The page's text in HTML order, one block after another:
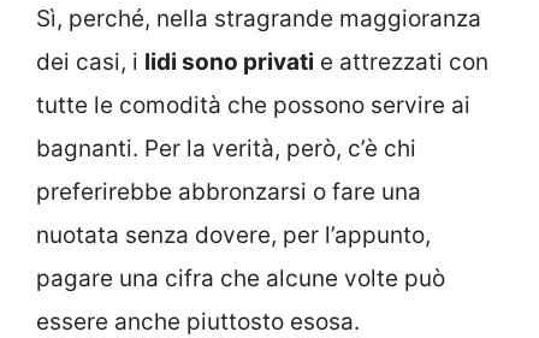
Sì, perché, nella stragrande maggioranza
dei casi, i lidi sono privati e attrezzati con
tutte le comodità che possono servire ai
bagnanti. Per la verità, però, c’è chi
preferirebbe abbronzarsi o fare una
nuotata senza dovere, per l’appunto,
pagare una cifra che alcune volte può
essere anche piuttosto esosa.